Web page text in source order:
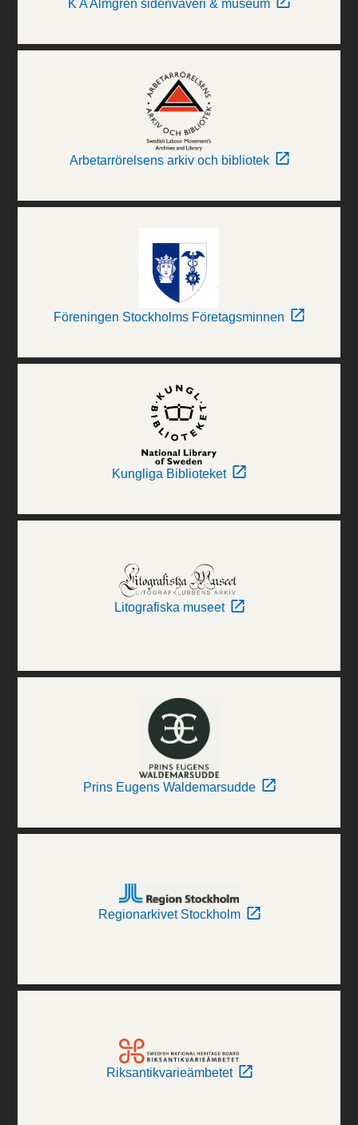
K A Almgren sidenväveri & museum
Arbetarrörelsens arkiv och bibliotek
Föreningen Stockholms Företagsminnen
Kungliga Biblioteket
Litografiska museet
Prins Eugens Waldemarsudde
Regionarkivet Stockholm
Riksantikvarieämbetet